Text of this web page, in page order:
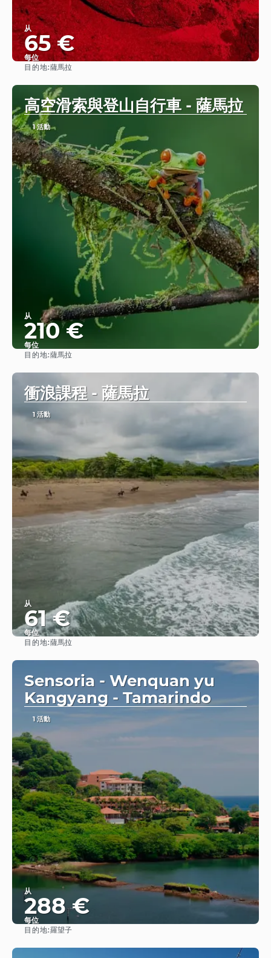
从
65 €
每位
目的地:薩馬拉
高空滑索與登山自行車 - 薩馬拉
1 活動
从
210 €
每位
目的地:薩馬拉
衝浪課程 - 薩馬拉
1 活動
从
61 €
每位
目的地:薩馬拉
Sensoria - Wenquan yu
Kangyang - Tamarindo
1 活動
从
288 €
每位
目的地:羅望子